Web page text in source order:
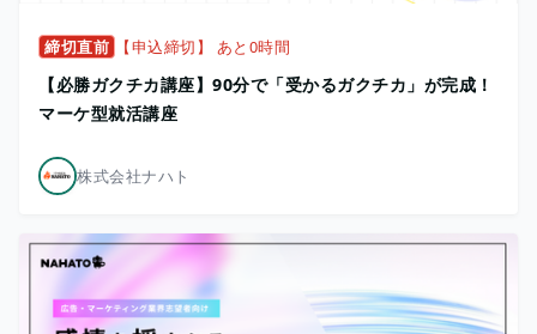
締切直前 【申込締切】 あと0時間
【必勝ガクチカ講座】90分で「受かるガクチカ」が完成！
マーケ型就活講座
株式会社ナハト